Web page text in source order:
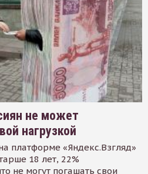
не может
нагрузкой
платформе «Яндекс.Взгляд»
18 лет, 22%
не могут погашать свои